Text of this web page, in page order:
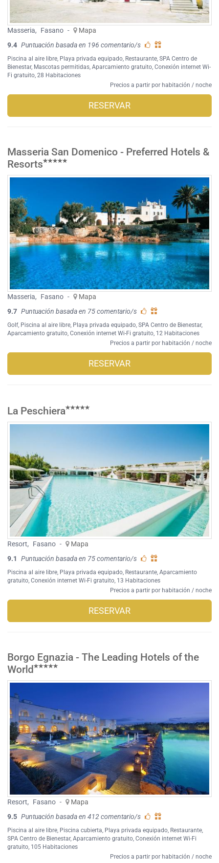
Masseria, Fasano -
Mapa
9.4 Puntuación basada en 196 comentario/s
Piscina al aire libre Playa privada equipado Restaurante SPA Centro de
Bienestar, Mascotas permitidas Aparcamiento gratuito Conexión internet Wi-
Fi gratuito , 28 Habitaciones
Precios a partir por habitación / noche
RESERVAR
Masseria San Domenico - Preferred Hotels &
Resorts
Masseria, Fasano -
Mapa
9.7 Puntuación basada en 75 comentario/s
Golf, Piscina al aire libre, Playa privada equipado, SPA Centro de Bienestar,
Aparcamiento gratuito, Conexión internet Wi-Fi gratuito, 12 Habitaciones
Precios a partir por habitación / noche
RESERVAR
La Peschiera
Resort, Fasano -
Mapa
9.1
Puntuación basada en 75 comentario/s
Piscina al aire libre Playa privada equipado Restaurante Aparcamiento
gratuito Conexión internet Wi-Fi gratuito , 13 Habitaciones
Precios a partir por habitación / noche
RESERVAR
Borgo Egnazia - The Leading Hotels of the
World
Resort, Fasano -
Mapa
9.5 Puntuación basada en 412 comentario/s
Piscina al aire libre, Piscina cubierta, Playa privada equipado, Restaurante,
SPA Centro de Bienestar, Aparcamiento gratuito, Conexión internet Wi-Fi
gratuito, 105 Habitaciones
Precios a partir por habitación / noche